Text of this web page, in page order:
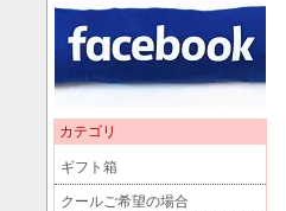
カテゴリ
ギフト箱
クールご希望の場合